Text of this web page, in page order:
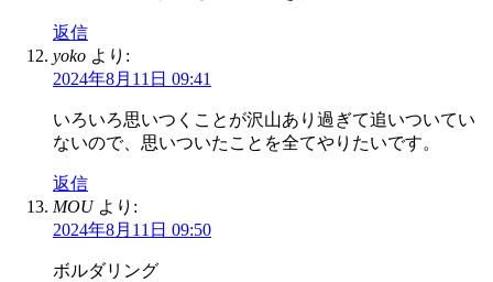
返信
yoko より:
2024年8月11日 09:41
いろいろ思いつくことが沢山あり過ぎて追いついてい
ないので、思いついたことを全てやりたいです。
返信
MOU より:
2024年8月11日 09:50
ボルダリング